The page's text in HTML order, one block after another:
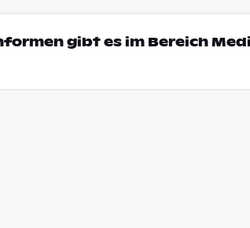
gibt es im Bereich